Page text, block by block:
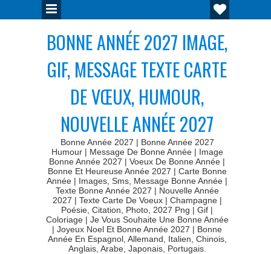
BONNE ANNÉE 2027 IMAGE,
GIF, MESSAGE TEXTE CARTE
DE VŒUX, HUMOUR,
NOUVELLE ANNÉE 2027
Bonne Année 2027 | Bonne Année 2027
Humour | Message De Bonne Année | Image
Bonne Année 2027 | Voeux De Bonne Année |
Bonne Et Heureuse Année 2027 | Carte Bonne
Année | Images, Sms, Message Bonne Année |
Texte Bonne Année 2027 | Nouvelle Année
2027 | Texte Carte De Voeux | Champagne |
Poésie, Citation, Photo, 2027 Png | Gif |
Coloriage | Je Vous Souhaite Une Bonne Année
| Joyeux Noel Et Bonne Année 2027 | Bonne
Année En Espagnol, Allemand, Italien, Chinois,
Anglais, Arabe, Japonais, Portugais.